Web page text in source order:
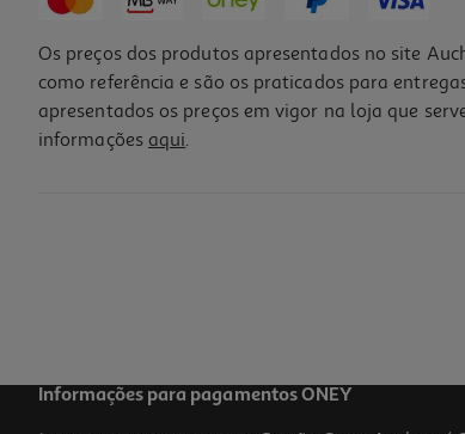
Os preços dos produtos apresentados no site
como referência e são os praticados para
apresentados os preços em vigor na loja que
informações aqui.
Informações para pagamentos ONEY